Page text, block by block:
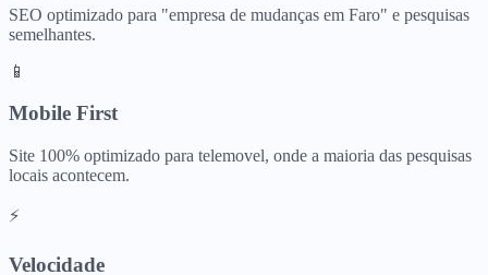
SEO optimizado para "empresa de mudanças em Faro" e pesquisas
semelhantes.
📱
Mobile First
Site 100% optimizado para telemovel, onde a maioria das pesquisas
locais acontecem.
⚡
Velocidade